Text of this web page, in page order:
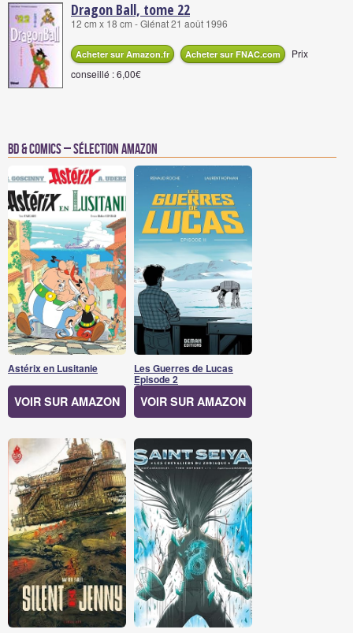
Dragon Ball, tome 22
12 cm x 18 cm - Glénat 21 août 1996
Acheter sur Amazon.fr Acheter sur FNAC.com
Prix
conseillé : 6,00€
BD & Comics – Sélection Amazon
Astérix en Lusitanie
VOIR SUR AMAZON
Les Guerres de Lucas
Episode 2
VOIR SUR AMAZON